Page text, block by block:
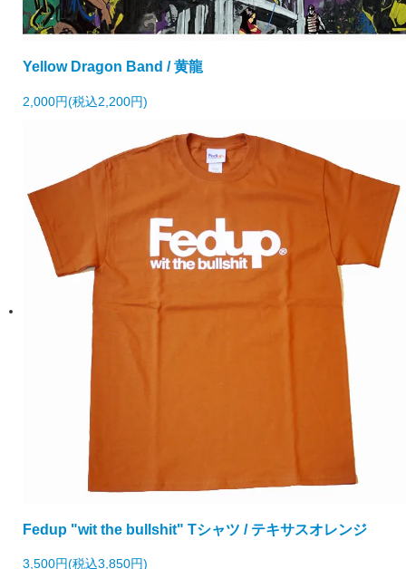
Yellow Dragon Band / 黄龍
2,000円(税込2,200円)
Fedup "wit the bullshit" Tシャツ / テキサスオレンジ
3,500円(税込3,850円)